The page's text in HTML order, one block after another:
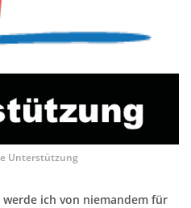
Unterstützung
ich von niemandem für